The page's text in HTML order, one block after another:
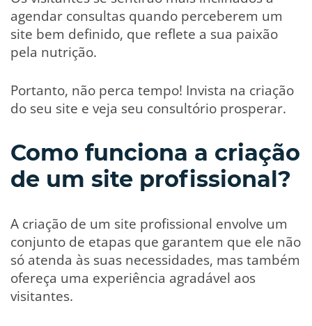
agendar consultas quando perceberem um
site bem definido, que reflete a sua paixão
pela nutrição.
Portanto, não perca tempo! Invista na criação
do seu site e veja seu consultório prosperar.
Como funciona a criação
de um site profissional?
A criação de um site profissional envolve um
conjunto de etapas que garantem que ele não
só atenda às suas necessidades, mas também
ofereça uma experiência agradável aos
visitantes.